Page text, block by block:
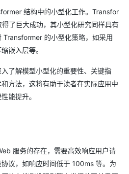
结构中的小型化工作。Transfor
了巨大成功，其小型化研究同样具有
Transformer 的小型化策略，如采用
嵌入层等。
了解模型小型化的重要性、关键指
方法，这将有助于读者在实际应用中
能提升。
服务的存在，需要高效响应用户请
议，如响应时间低于 100ms 等。为